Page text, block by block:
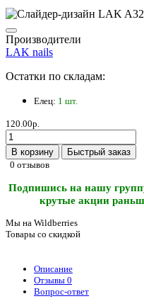
Производители
LAK nails
Остатки по складам:
Елец: 1 шт.
120.00р.
В корзину
Быстрый заказ
0 отзывов
Подпишись на нашу
крутые акции
Мы на Wildberries
Товары со скидкой
Описание
Отзывы 0
Вопрос-ответ